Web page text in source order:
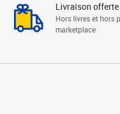
Livraison
Hors livres et hors
marketplace